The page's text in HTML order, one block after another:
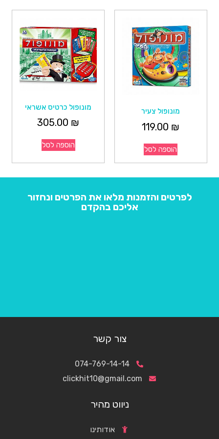
מונופול צעיר
119.00 ₪
הוספה לסל
מונופול כרטיס אשראי
305.00 ₪
הוספה לסל
לפרטים והזמנות מלאו את הפרטים ונחזור
אליכם בהקדם
צור קשר
074-769-14-14
clickhit10@gmail.com
ניווט מהיר
אודותינו